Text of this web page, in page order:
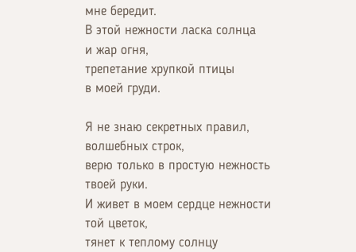
мне бередит.
В этой нежности ласка солнца
и жар огня,
трепетание хрупкой птицы
в моей груди.
Я не знаю секретных правил,
волшебных строк,
верю только в простую нежность
твоей руки.
И живет в моем сердце нежности
той цветок,
тянет к теплому солнцу